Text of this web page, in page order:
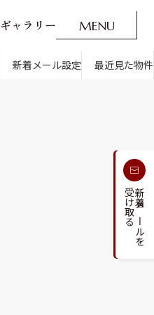
ギャ ラ リ ー MENU
O
CLOSE
新着メールを
受け取る
新着メール設定 最近見た物件